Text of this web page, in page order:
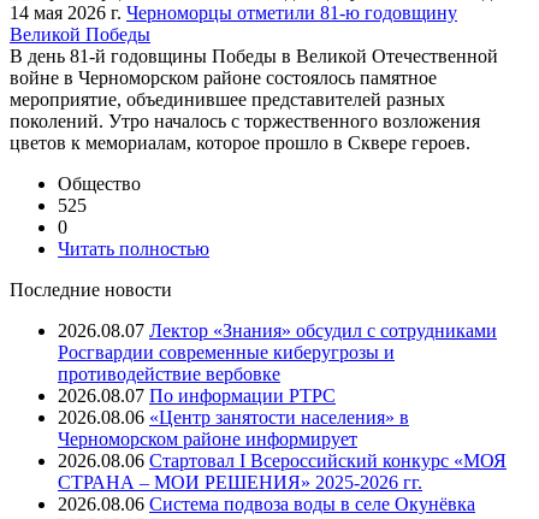
14 мая 2026 г. Черноморцы отметили 81-ю годовщину
Великой Победы
В день 81-й годовщины Победы в Великой Отечественной
войне в Черноморском районе состоялось памятное
мероприятие, объединившее представителей разных
поколений. Утро началось с торжественного возложения
цветов к мемориалам, которое прошло в Сквере героев.
Общество
525
0
Читать полностью
Последние новости
2026.08.07 Лектор «Знания» обсудил с сотрудниками
Росгвардии современные киберугрозы и
противодействие вербовке
2026.08.07 ⁠По информации РТРС
2026.08.06 «Центр занятости населения» в
Черноморском районе информирует
2026.08.06 Стартовал I Всероссийский конкурс «МОЯ
СТРАНА – МОИ РЕШЕНИЯ» 2025-2026 гг.
2026.08.06 Система подвоза воды в селе Окунёвка